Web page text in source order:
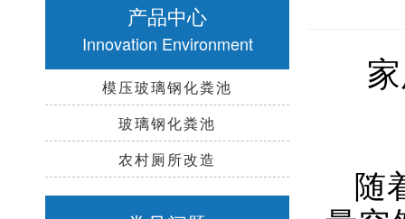
产品中心
Innovation Environment
模压玻璃钢化粪池
玻璃钢化粪池
农村厕所改造
随